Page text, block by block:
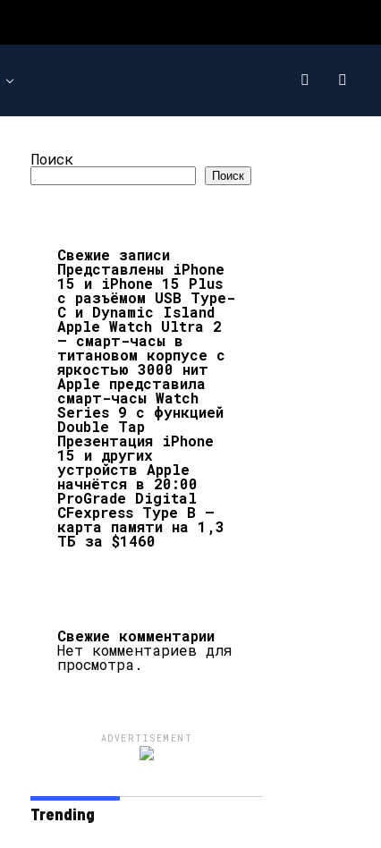
Поиск
Поиск
Свежие записи
Представлены iPhone
15 и iPhone 15 Plus
с разъёмом USB Type-
C и Dynamic Island
Apple Watch Ultra 2
– смарт-часы в
титановом корпусе с
яркостью 3000 нит
Apple представила
смарт-часы Watch
Series 9 с функцией
Double Tap
Презентация iPhone
15 и других
устройств Apple
начнётся в 20:00
ProGrade Digital
CFexpress Type B –
карта памяти на 1,3
ТБ за $1460
Свежие комментарии
Нет комментариев для
просмотра.
ADVERTISEMENT
Trending